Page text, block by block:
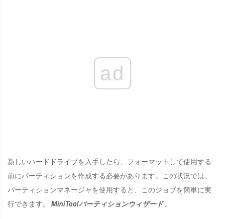
ad
新しいハードドライブを入手したら、フォーマットして使用する
前にパーティションを作成する必要があります。この状況では、
パーティションマネージャを使用すると、このジョブを簡単に実
行できます。 MiniToolパーティションウィザード 。